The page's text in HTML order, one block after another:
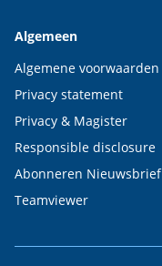
Algemeen
Algemene voorwaarden
Privacy statement
Privacy & Magister
Responsible disclosure
Abonneren Nieuwsbrief
Teamviewer